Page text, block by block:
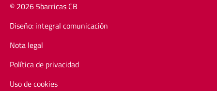
© 2026 5barricas CB
Diseño: integral comunicación
Nota legal
Política de privacidad
Uso de cookies